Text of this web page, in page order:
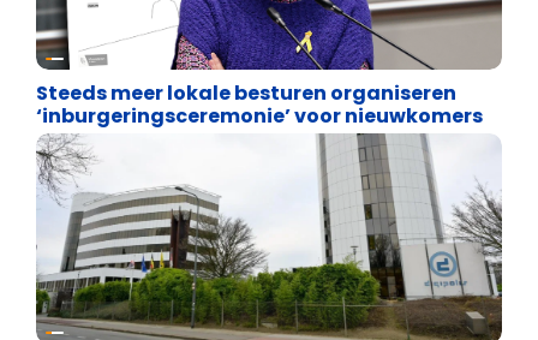
Binnenland politiek
Steeds meer lokale besturen organiseren
‘inburgeringsceremonie’ voor nieuwkomers
Binnenland politiek